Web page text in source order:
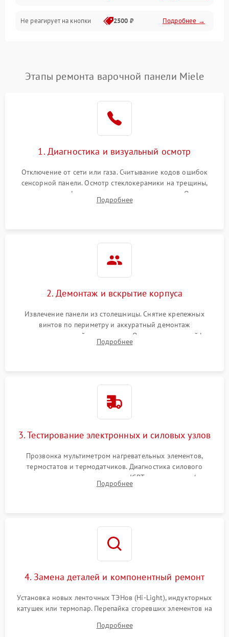
Не реагирует на кнопки 2500 ₽ Подробнее →
Этапы ремонта варочной панели Miele
1. Диагностика и визуальный осмотр
Отключение от сети или газа. Считывание кодов ошибок
сенсорной панели. Осмотр стеклокерамики на трещины,
проверка конфорок на равномерность нагрева. Опрос
клиента о симптомах (не включается, не видит посуду,
Подробнее
2. Демонтаж и вскрытие корпуса
Извлечение панели из столешницы. Снятие крепежных
винтов по периметру и аккуратный демонтаж
стеклокерамической поверхности. Отсоединение шлейфов
сенсорного блока для доступа к силовым платам, катушкам
Подробнее
3. Тестирование электронных и силовых узлов
Прозвонка мультиметром нагревательных элементов,
термостатов и термодатчиков. Диагностика силового
модуля, реле, диодных мостов и IGBT-транзисторов (для
индукции). Проверка кранов и газ-контроля (для газовых
Подробнее
4. Замена деталей и компонентный ремонт
Установка новых ленточных ТЭНов (Hi-Light), индукторных
катушек или термопар. Перепайка сгоревших элементов на
дорожек. Очистка контактов и замена поврежденной
Подробнее